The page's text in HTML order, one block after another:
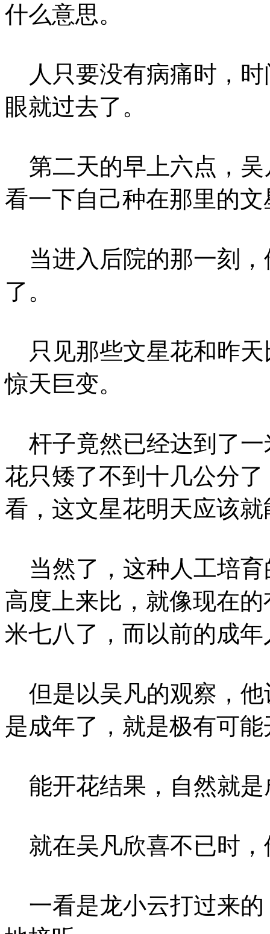
什么意思。
人只要没有病痛时，时
眼就过去了。
第二天的早上六点，吴
看一下自己种在那里的文
当进入后院的那一刻，
了。
只见那些文星花和昨天
惊天巨变。
杆子竟然已经达到了一
花只矮了不到十几公分
看，这文星花明天应该
当然了，这种人工培育
高度上来比，就像现在
米七八了，而以前的成
但是以吴凡的观察，他
是成年了，就是极有可能
能开花结果，自然就是
就在吴凡欣喜不已时，
一看是龙小云打过来的